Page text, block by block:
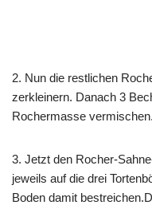
2. Nun die restlichen
zerkleinern. Danach 3
Rochermasse vermischen.
3. Jetzt den Rocher-
jeweils auf die drei
Boden damit